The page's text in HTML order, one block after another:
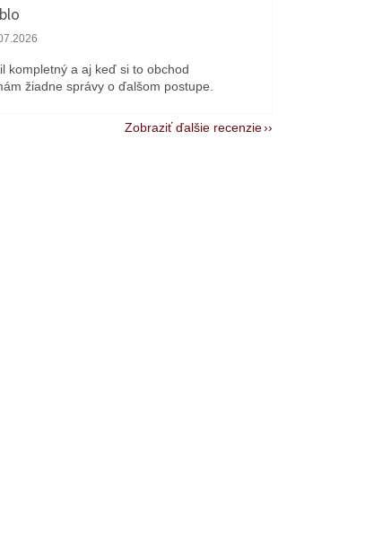
obchodu je 1 z 5 hviezdičiek.
kompletný a aj keď si to obchod
žiadne správy o ďalšom postupe.
Zobraziť ďalšie recenzie